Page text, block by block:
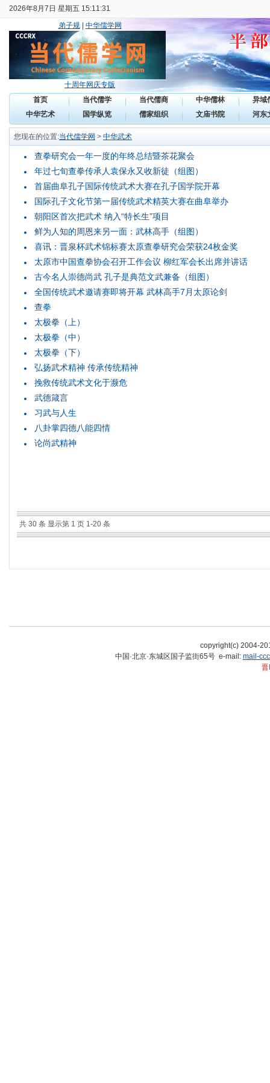
2026年8月7日 星期五 15:11:31
弟子规| 中华儒学网
十周年网庆专版
首页
当代儒学 当代儒商 中华儒林
异域
中华艺术
国学纵览 儒家组织 文庙书院 河东
您现在的位置:当代儒学网 > 中华武术
查拳研究会一年一度的年终总结暨茶花聚会
年过七旬查拳传承人袁保永又收新徒（组图）
首届曲阜孔子国际传统武术大赛在孔子国学院开幕
国际孔子文化节第一届传统武术精英大赛在曲阜举办
朝阳区首次把武术 纳入“特长生”项目
鲜为人知的周恩来另一面：武林高手（组图）
喜讯：晋泉杯武术锦标赛太原查拳研究会荣获24枚金奖
太原市中国查拳协会召开工作会议 柳红军会长出席并讲话
古今名人崇德尚武 孔子是典范文武兼备（组图）
全国传统武术邀请赛即将开幕 武林高手7月太原论剑
查拳
太极拳（上）
太极拳（中）
太极拳（下）
弘扬武术精神 传承传统精神
挽救传统武术文化于濒危
武德箴言
习武与人生
八卦掌四德八能四情
论尚武精神
共 30 条 显示第 1 页 1-20 条
copyright(c) 2004-
中国·北京·东城区国子监街65号 e-mail: mail-